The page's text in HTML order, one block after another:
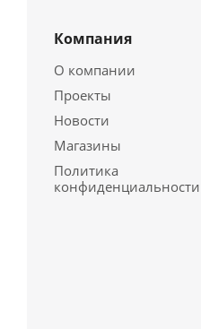
Компания
О компании
Проекты
Новости
Магазины
Политика
конфиденциальности